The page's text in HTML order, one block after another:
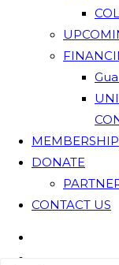
MEMBERSHIP
DONATE
CONTACT US